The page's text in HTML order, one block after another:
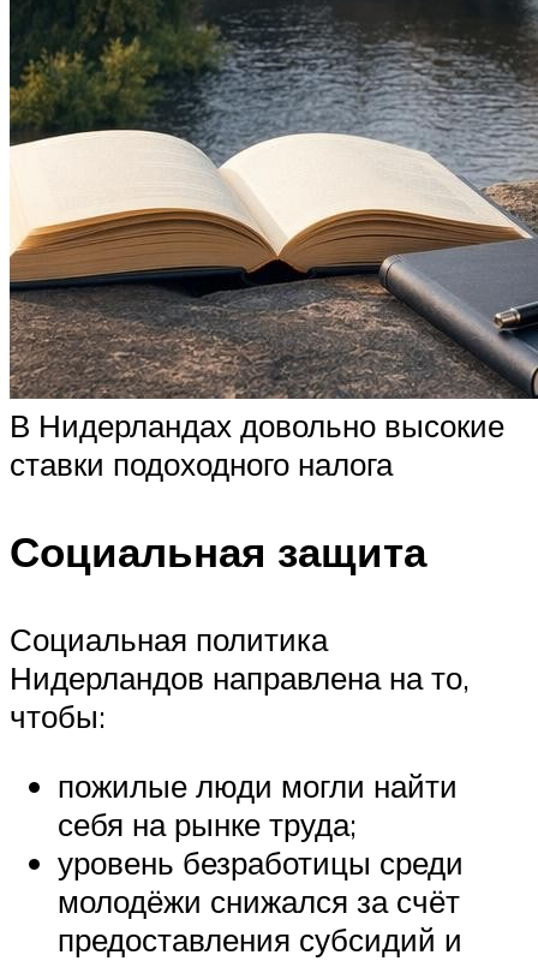
В Нидерландах довольно высокие
ставки подоходного налога
Социальная защита
Социальная политика
Нидерландов направлена на то,
чтобы:
пожилые люди могли найти
себя на рынке труда;
уровень безработицы среди
молодёжи снижался за счёт
предоставления субсидий и